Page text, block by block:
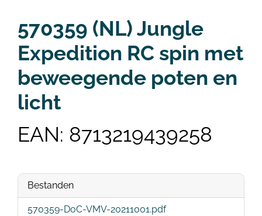
570359 (NL) Jungle
Expedition RC spin met
beweegende poten en
licht
EAN: 8713219439258
Bestanden
570359-DoC-VMV-20211001.pdf